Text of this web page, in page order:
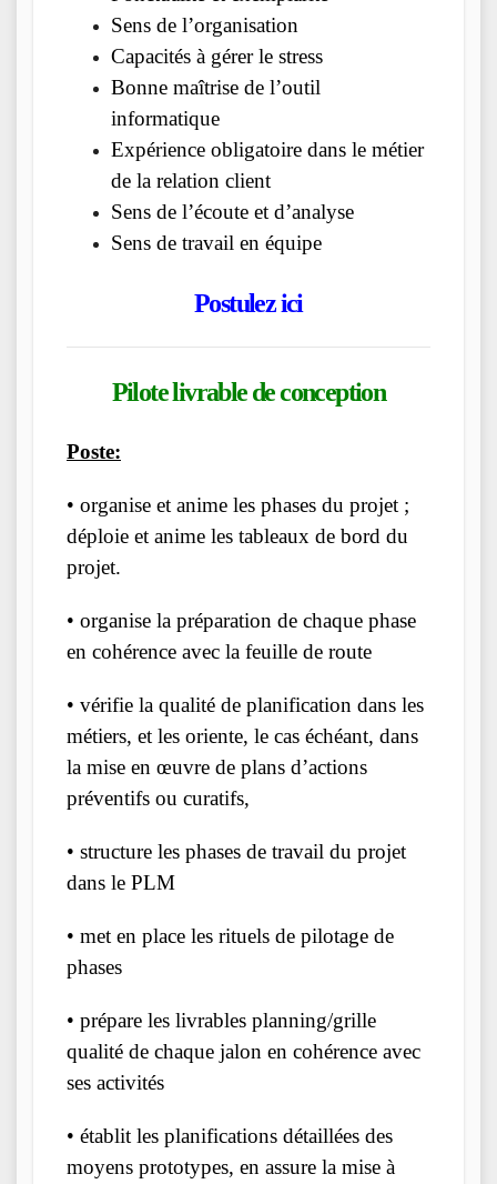
Sens de l’organisation
Capacités à gérer le stress
Bonne maîtrise de l’outil
informatique
Expérience obligatoire dans le métier
de la relation client
Sens de l’écoute et d’analyse
Sens de travail en équipe
Postulez ici
Pilote livrable de conception
Poste:
• organise et anime les phases du projet ;
déploie et anime les tableaux de bord du
projet.
• organise la préparation de chaque phase
en cohérence avec la feuille de route
• vérifie la qualité de planification dans les
métiers, et les oriente, le cas échéant, dans
la mise en œuvre de plans d’actions
préventifs ou curatifs,
• structure les phases de travail du projet
dans le PLM
• met en place les rituels de pilotage de
phases
• prépare les livrables planning/grille
qualité de chaque jalon en cohérence avec
ses activités
• établit les planifications détaillées des
moyens prototypes, en assure la mise à